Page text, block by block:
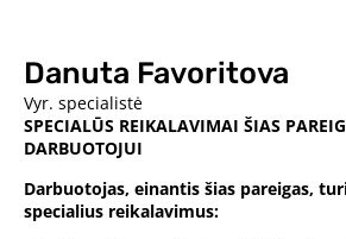
Danuta Favoritova
Vyr. specialistė
SPECIALŪS REIKALAVIMAI ŠIAS
DARBUOTOJUI
Darbuotojas, einantis šias pareigas,
specialius reikalavimus: